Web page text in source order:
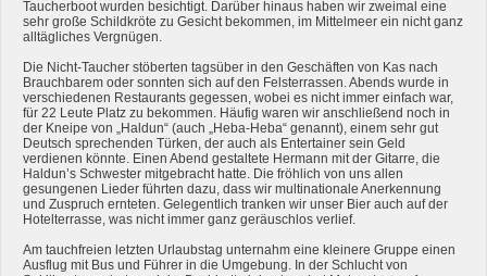
Taucherboot wurden besichtigt. Darüber hinaus haben wir zweimal eine
sehr große Schildkröte zu Gesicht bekommen, im Mittelmeer ein nicht ganz
alltägliches Vergnügen.
Die Nicht-Taucher stöberten tagsüber in den Geschäften von Kas nach
Brauchbarem oder sonnten sich auf den Felsterrassen. Abends wurde in
verschiedenen Restaurants gegessen, wobei es nicht immer einfach war,
für 22 Leute Platz zu bekommen. Häufig waren wir anschließend noch in
der Kneipe von „Haldun“ (auch „Heba-Heba“ genannt), einem sehr gut
Deutsch sprechenden Türken, der auch als Entertainer sein Geld
verdienen könnte. Einen Abend gestaltete Hermann mit der Gitarre, die
Haldun’s Schwester mitgebracht hatte. Die fröhlich von uns allen
gesungenen Lieder führten dazu, dass wir multinationale Anerkennung
und Zuspruch ernteten. Gelegentlich tranken wir unser Bier auch auf der
Hotelterrasse, was nicht immer ganz geräuschlos verlief.
Am tauchfreien letzten Urlaubstag unternahm eine kleinere Gruppe einen
Ausflug mit Bus und Führer in die Umgebung. In der Schlucht von